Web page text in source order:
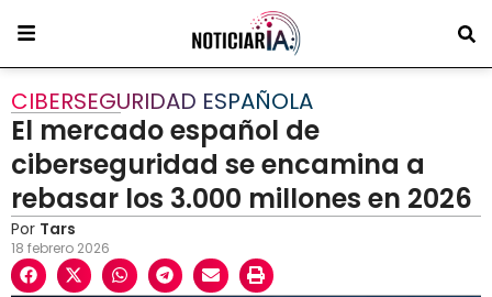
CIBERSEGURIDAD ESPAÑOLA
El mercado español de
ciberseguridad se encamina a
rebasar los 3.000 millones en 2026
Por Tars
18 febrero 2026